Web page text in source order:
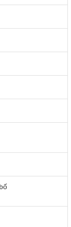
và chi tiết
màu sắc rực
tùy chọn .
mà không
sản xuất âm
Joseph Puig.